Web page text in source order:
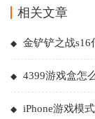
相关文章
金铲铲之战s16
4399游戏盒怎
iPhone游戏模